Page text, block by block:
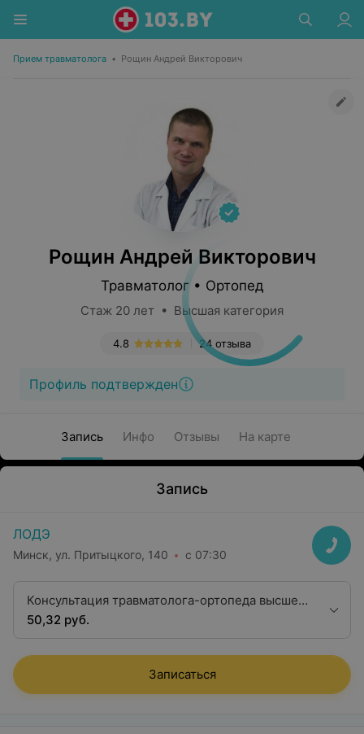
Прием травматолога • Рощин Андрей Викторович
Рощин Андрей Викторович
Травматолог • Ортопед
Стаж 20 лет • Высшая категория
24 отзыва
4.8
Профиль подтвержден
Запись Инфо Отзывы На карте
Запись
ЛОДЭ
Минск, ул. Притыцкого, 140 с 07:30
Консультация травматолога-ортопеда высшей
квалификационной категории
50,32 руб.
Записаться